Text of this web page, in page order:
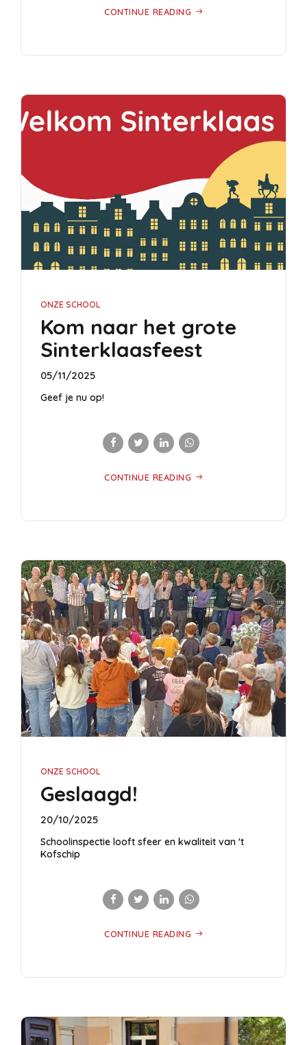
CONTINUE READING
ONZE SCHOOL
Kom naar het grote
Sinterklaasfeest
05/11/2025
Geef je nu op!
CONTINUE READING
ONZE SCHOOL
Geslaagd!
20/10/2025
Schoolinspectie looft sfeer en kwaliteit van 't
Kofschip
CONTINUE READING